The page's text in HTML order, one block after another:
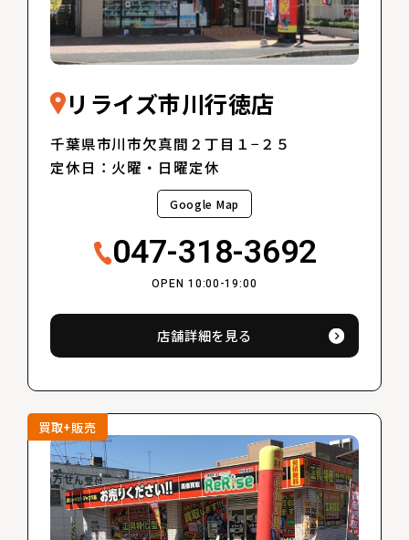
リライズ市川行徳店
千葉県市川市欠真間２丁目１−２５
定休日：火曜・日曜定休
Google Map
047-318-3692
OPEN 10:00-19:00
店舗詳細を見る
買取+販売